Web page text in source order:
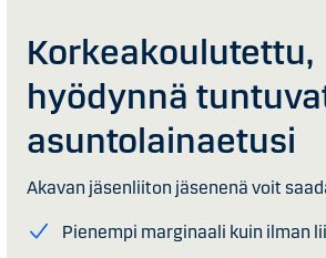
Korkea­koulutettu,
hyödynnä
asuntolainaetusi
Akavan jäsenliiton jäsenenä voit
Pienempi marginaali kuin ilman